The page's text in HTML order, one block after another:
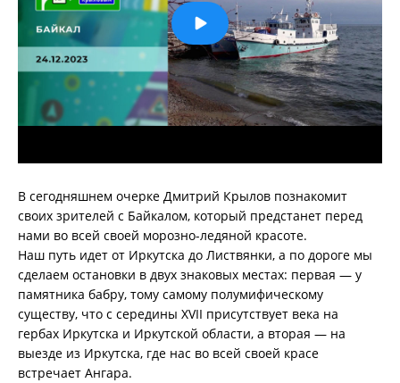
В сегодняшнем очерке Дмитрий Крылов познакомит
своих зрителей с Байкалом, который предстанет перед
нами во всей своей морозно-ледяной красоте.
Наш путь идет от Иркутска до Листвянки, а по дороге мы
сделаем остановки в двух знаковых местах: первая — у
памятника бабру, тому самому полумифическому
существу, что с середины XVII присутствует века на
гербах Иркутска и Иркутской области, а вторая — на
выезде из Иркутска, где нас во всей своей красе
встречает Ангара.